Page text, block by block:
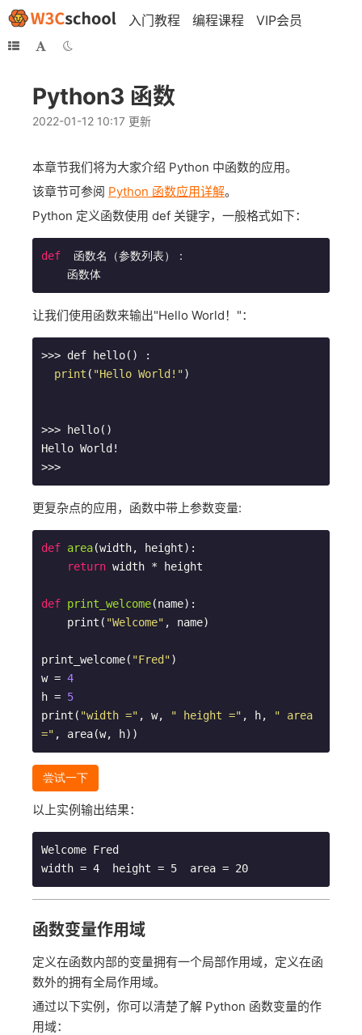
入门教程 编程课程 VIP会员
Python3 函数
2022-01-12 10:17 更新
本章节我们将为大家介绍 Python 中函数的应用。
该章节可参阅 Python 函数应用详解。
Python 定义函数使用 def 关键字，一般格式如下：
def
  函数名（参数列表）：
让我们使用函数来输出"Hello World！"：
>>> def hello() :
print ( "Hello World!")
>>> hello()
Hello World!
更复杂点的应用，函数中带上参数变量:
def area(width, height) :
return width * height
def print_welcome(name) :
    print(
"Welcome" , name)
print_welcome( "Fred")
w = 4
h = 5
print( "width =" , w, " height =" , h,
" area
="
尝试一下
以上实例输出结果：
Welcome Fred
函数变量作用域
定义在函数内部的变量拥有一个局部作用域，定义在函
数外的拥有全局作用域。
通过以下实例，你可以清楚了解 Python 函数变量的作
用域：